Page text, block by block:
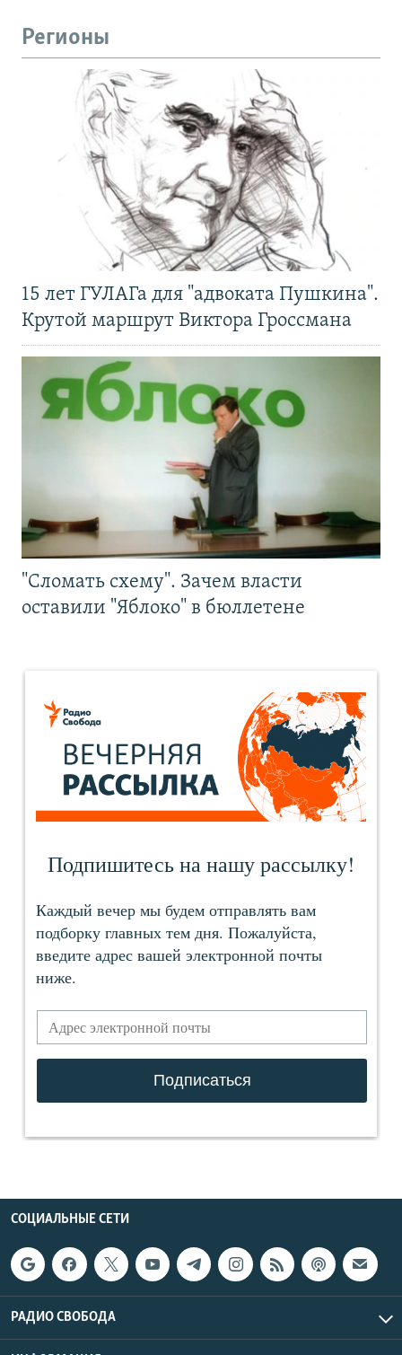
Регионы
15 лет ГУЛАГа для "адвоката Пушкина".
Крутой маршрут Виктора Гроссмана
"Сломать схему". Зачем власти
оставили "Яблоко" в бюллетене
СОЦИАЛЬНЫЕ СЕТИ
РАДИО СВОБОДА